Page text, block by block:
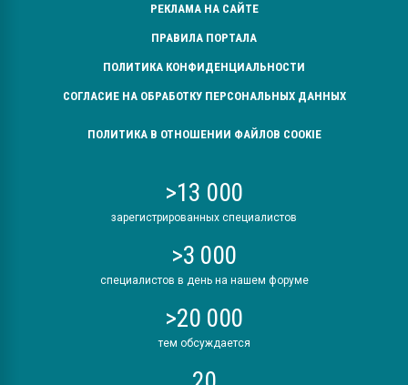
РЕКЛАМА НА САЙТЕ
ПРАВИЛА ПОРТАЛА
ПОЛИТИКА КОНФИДЕНЦИАЛЬНОСТИ
СОГЛАСИЕ НА ОБРАБОТКУ ПЕРСОНАЛЬНЫХ ДАННЫХ
ПОЛИТИКА В ОТНОШЕНИИ ФАЙЛОВ COOKIE
>13 000
зарегистрированных специалистов
>3 000
специалистов в день на нашем форуме
>20 000
тем обсуждается